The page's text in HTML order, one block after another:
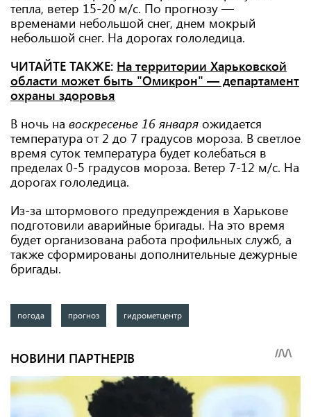
тепла, ветер 15-20 м/с. По прогнозу —
временами небольшой снег, днем мокрый
небольшой снег. На дорогах гололедица.
ЧИТАЙТЕ ТАКЖЕ: На территории Харьковской
области может быть "Омикрон" — департамент
охраны здоровья
В ночь на воскресенье 16 января ожидается
температура от 2 до 7 градусов мороза. В светлое
время суток температура будет колебаться в
пределах 0-5 градусов мороза. Ветер 7-12 м/с. На
дорогах гололедица.
Из-за штормового предупреждения в Харькове
подготовили аварийные бригады. На это время
будет организована работа профильных служб, а
также сформированы дополнительные дежурные
бригады.
погода прогноз гидрометцентр